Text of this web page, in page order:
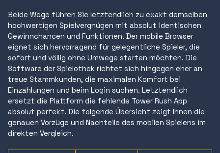
Beide Wege führen Sie letztendlich zu exakt demselben
hochwertigen Spielvergnügen mit absolut identischen
Gewinnchancen und Funktionen. Der mobile Browser
eignet sich hervorragend für gelegentliche Spieler, die
sofort und völlig ohne Umwege starten möchten. Die
Software der Spielothek richtet sich hingegen eher an
treue Stammkunden, die maximalen Komfort bei
Einzahlungen und beim Login suchen. Letztendlich
ersetzt die Plattform die fehlende Tower Rush App
absolut perfekt. Die folgende Übersicht zeigt Ihnen die
genauen Vorzüge und Nachteile des mobilen Spielens im
direkten Vergleich.